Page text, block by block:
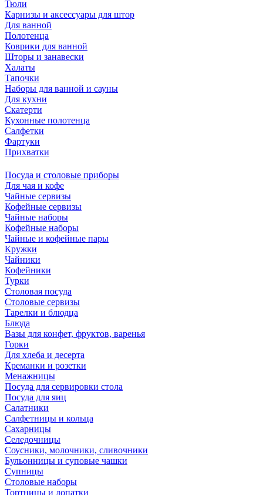
Тюли
Карнизы и аксессуары для штор
Для ванной
Полотенца
Коврики для ванной
Шторы и занавески
Халаты
Тапочки
Наборы для ванной и сауны
Для кухни
Скатерти
Кухонные полотенца
Салфетки
Фартуки
Прихватки
Посуда и столовые приборы
Для чая и кофе
Чайные сервизы
Кофейные сервизы
Чайные наборы
Кофейные наборы
Чайные и кофейные пары
Кружки
Чайники
Кофейники
Турки
Столовая посуда
Столовые сервизы
Тарелки и блюдца
Блюда
Вазы для конфет, фруктов, варенья
Горки
Для хлеба и десерта
Креманки и розетки
Менажницы
Посуда для сервировки стола
Посуда для яиц
Салатники
Салфетницы и кольца
Сахарницы
Селедочницы
Соусники, молочники, сливочники
Бульонницы и суповые чашки
Супницы
Столовые наборы
Тортницы и лопатки